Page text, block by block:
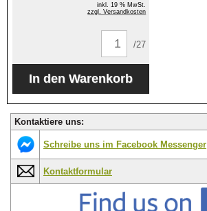
inkl. 19 % MwSt.
zzgl. Versandkosten
/27
Kontaktiere uns:
Schreibe uns im Facebook Messenger
Kontaktformular